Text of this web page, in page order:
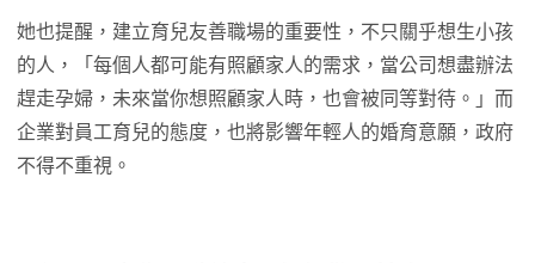
她也提醒，建立育兒友善職場的重要性，不只關乎想生小孩
的人，「每個人都可能有照顧家人的需求，當公司想盡辦法
趕走孕婦，未來當你想照顧家人時，也會被同等對待。」而
企業對員工育兒的態度，也將影響年輕人的婚育意願，政府
不得不重視。